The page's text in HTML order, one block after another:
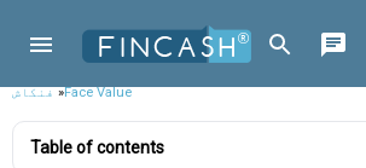
فنکاش»Face Value
Table of contents